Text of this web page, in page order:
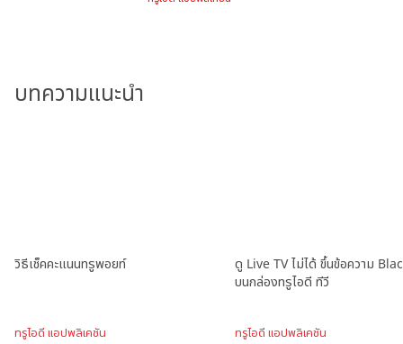
บทความแนะนำ
วิธีเช็คคะแนนทรูพอยท์
ทรูไอดี แอปพลิเคชัน
ดู Live TV ไม่ได้ ขึ้นข้อความ
บนกล่องทรูไอดี ทีวี
ทรูไอดี แอปพลิเคชัน